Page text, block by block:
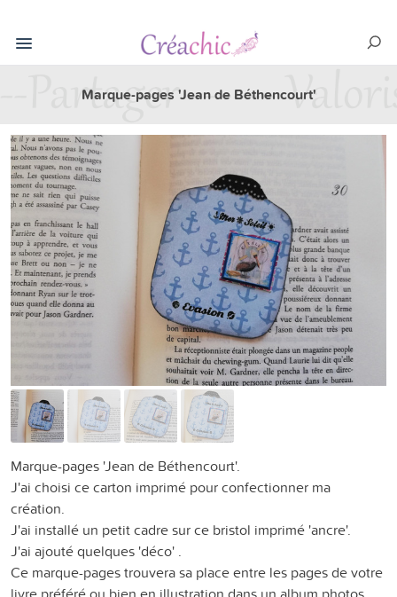
Marque-pages 'Jean de Béthencourt'
Marque-pages 'Jean de Béthencourt'.
J'ai choisi ce carton imprimé pour confectionner ma
création.
J'ai installé un petit cadre sur ce bristol imprimé 'ancre'.
J'ai ajouté quelques 'déco' .
Ce marque-pages trouvera sa place entre les pages de votre